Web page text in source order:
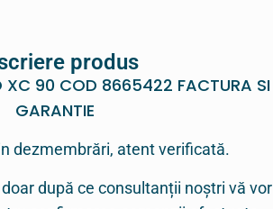
produs
90 COD 8665422 FACTURA SI
GARANTIE
dezmembrări, atent verificată.
după ce consultanții noștri vă vor